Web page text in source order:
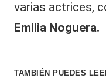
varias actrices,
Emilia Noguera.
TAMBIÉN PUEDES